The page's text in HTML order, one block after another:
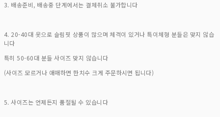
3. 배송준비, 배송중 단계에서는 결체취소 불가합니다
4. 20-40대 옷으로 슬림핏 상품이 많으며 체격이 있거나 특이체형 분들은 맞지 않습
니다
특히 50-60대 분들 사이즈 맞지 않습니다
(사이즈 모르거나 애매하면 한치수 크게 주문하시면 됩니다)
5. 사이즈는 언제든지 품절될 수 있습니다